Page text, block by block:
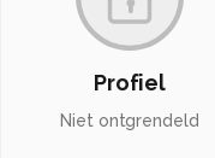
Profiel
Niet ontgrendeld